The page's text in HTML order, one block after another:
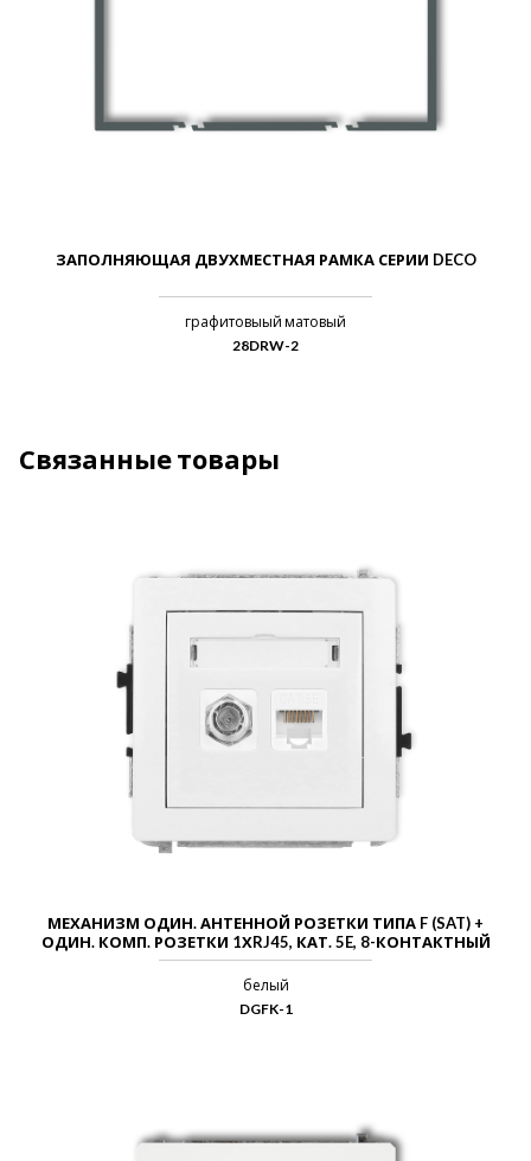
ЗАПОЛНЯЮЩАЯ ДВУХМЕСТНАЯ РАМКА СЕРИИ DECO
графитовыый матовый
28DRW-2
Связанные товары
МЕХАНИЗМ ОДИН. АНТЕННОЙ РОЗЕТКИ ТИПА F (SAT) +
ОДИН. КОМП. РОЗЕТКИ 1ХRJ45, КАТ. 5E, 8-КОНТАКТНЫЙ
белый
DGFK-1